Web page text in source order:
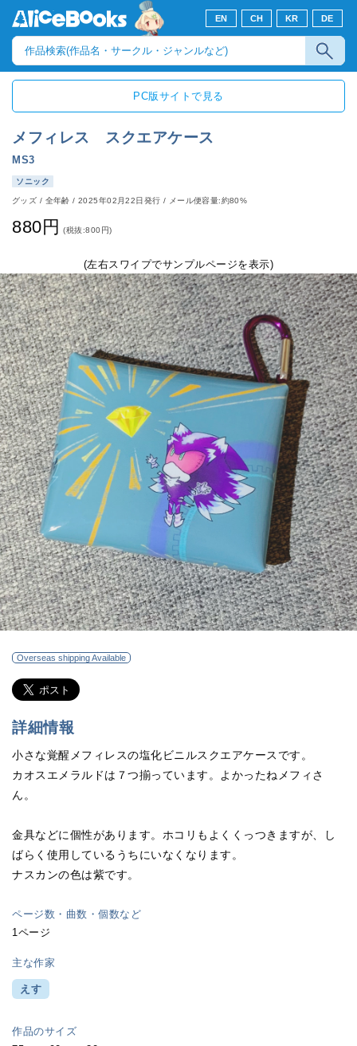
EN CH KR DE
PC版サイトで見る
メフィレス スクエアケース
MS3
ソニック
グッズ / 全年齢/2025年02月22日発行 / メール便容量:約80%
880円 (税抜:800円)
(左右スワイプでサンプルページを表示)
Overseas shipping Available
詳細情報
小さな覚醒メフィレスの塩化ビニルスクエアケースです。
カオスエメラルドは７つ揃っています。よかったねメフィさ
ん。
金具などに個性があります。ホコリもよくくっつきますが、し
ばらく使用しているうちにいなくなります。
ナスカンの色は紫です。
ページ数・曲数・個数など
1ページ
主な作家
えす
作品のサイズ